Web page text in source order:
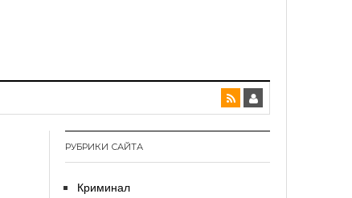
РУБРИКИ САЙТА
Криминал